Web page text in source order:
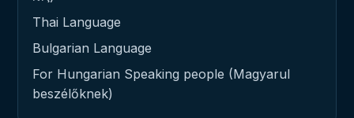
Thai Language
Bulgarian Language
For Hungarian Speaking people (Magyarul
beszélőknek)